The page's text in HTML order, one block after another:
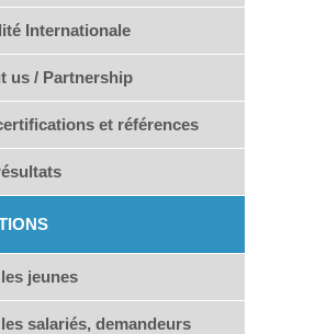
Internationale
us / Partnership
et références
jeunes
salariés, demandeurs